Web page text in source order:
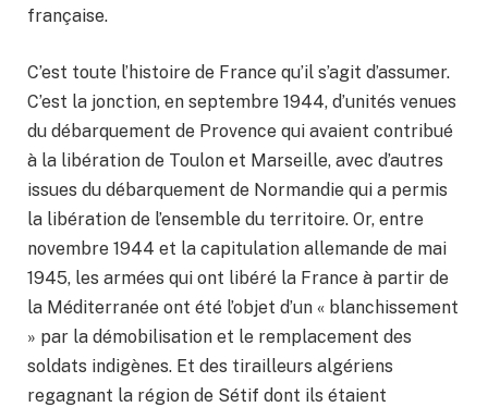
française.
C’est toute l’histoire de France qu’il s’agit d’assumer.
C’est la jonction, en septembre 1944, d’unités venues
du débarquement de Provence qui avaient contribué
à la libération de Toulon et Marseille, avec d’autres
issues du débarquement de Normandie qui a permis
la libération de l’ensemble du territoire. Or, entre
novembre 1944 et la capitulation allemande de mai
1945, les armées qui ont libéré la France à partir de
la Méditerranée ont été l’objet d’un « blanchissement
» par la démobilisation et le remplacement des
soldats indigènes. Et des tirailleurs algériens
regagnant la région de Sétif dont ils étaient